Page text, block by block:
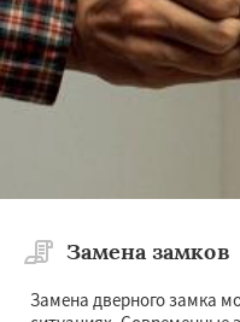
Замена замков
Замена дверного замка